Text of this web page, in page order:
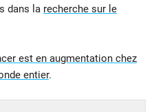
dans la recherche sur le
est en augmentation chez
entier.